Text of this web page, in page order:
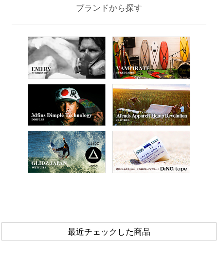
ブランドから探す
最近チェックした商品